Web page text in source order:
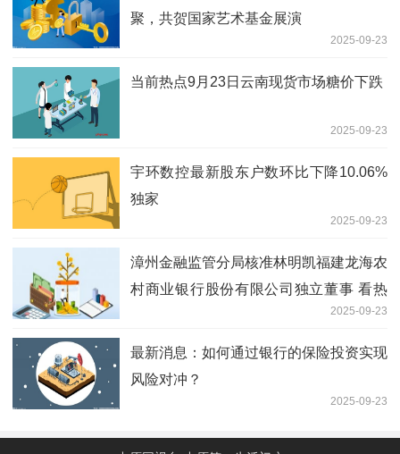
聚，共贺国家艺术基金展演
2025-09-23
当前热点9月23日云南现货市场糖价下跌
2025-09-23
宇环数控最新股东户数环比下降10.06%
独家
2025-09-23
漳州金融监管分局核准林明凯福建龙海农
村商业银行股份有限公司独立董事 看热
2025-09-23
最新消息：如何通过银行的保险投资实现
风险对冲？
2025-09-23